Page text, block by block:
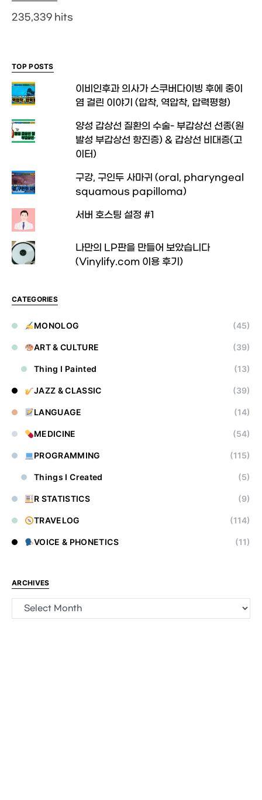
235,339 hits
TOP POSTS
이비인후과 의사가 스쿠버다이빙 후에 중이
염 걸린 이야기 (압착, 역압착, 압력평형)
양성 갑상선 질환의 수술- 부갑상선 선종(원
발성 부갑상선 항진증) & 갑상선 비대증(고
이터)
구강, 구인두 사마귀 (oral, pharyngeal
squamous papilloma)
서버 호스팅 설정 #1
나만의 LP판을 만들어 보았습니다
(Vinylify.com 이용 후기)
CATEGORIES
MONOLOG (45)
ART & CULTURE (39)
Thing I Painted (13)
JAZZ & CLASSIC (39)
LANGUAGE (14)
MEDICINE (54)
PROGRAMMING (115)
Things I Created (5)
R STATISTICS (9)
TRAVELOG (114)
VOICE & PHONETICS (11)
ARCHIVES
Archives